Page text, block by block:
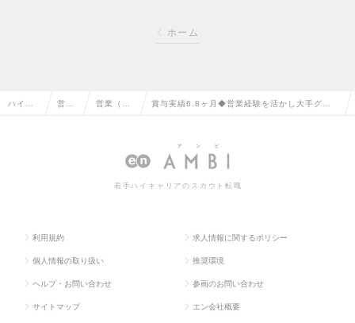
ホーム
ハイク 営業 営業（法 賞与実績6.8ヶ月◆営業経験を活かし大手グルー
フレックスの求人情報
若手ハイキャリアのスカウト転職
利用規約 求人情報に関するポリシー
個人情報の取り扱い 推奨環境
ヘルプ・お問い合わせ 参画のお問い合わせ
サイトマップ エン会社概要